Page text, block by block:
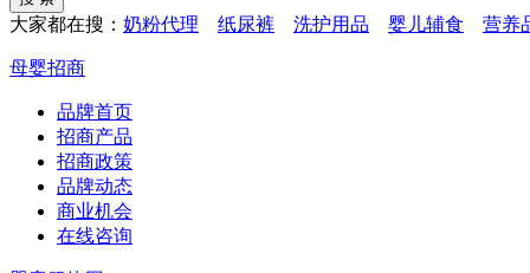
大家都在搜： 奶粉代理 纸尿裤 洗护用品 婴儿辅食 营养
母婴招商
品牌首页
招商产品
招商政策
品牌动态
商业机会
在线咨询